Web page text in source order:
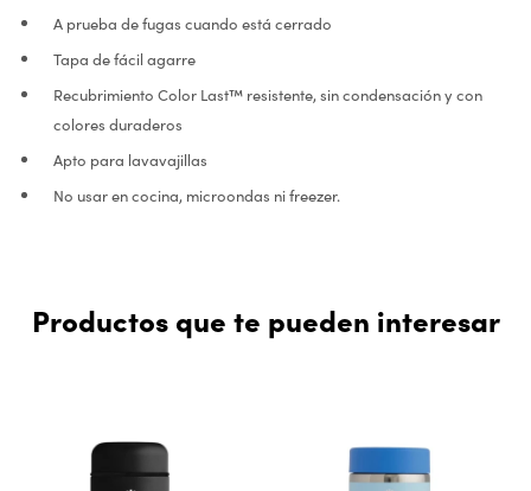
A prueba de fugas cuando está cerrado
Tapa de fácil agarre
Recubrimiento Color Last™ resistente, sin condensación y con
colores duraderos
Apto para lavavajillas
No usar en cocina, microondas ni freezer.
Productos que te pueden interesar